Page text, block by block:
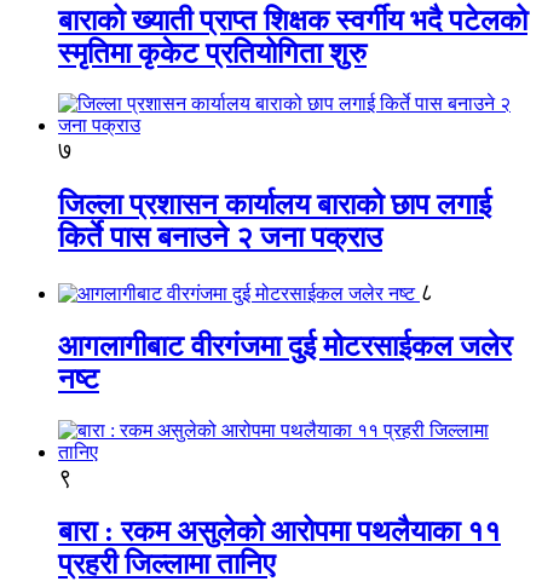
बाराको ख्याती प्राप्त शिक्षक स्वर्गीय भदै पटेलको
स्मृतिमा कृकेट प्रतियोगिता शुरु
७
जिल्ला प्रशासन कार्यालय बाराको छाप लगाई
किर्ते पास बनाउने २ जना पक्राउ
८
आगलागीबाट वीरगंजमा दुई मोटरसाईकल जलेर
नष्ट
९
बारा : रकम असुलेको आरोपमा पथलैयाका ११
प्रहरी जिल्लामा तानिए